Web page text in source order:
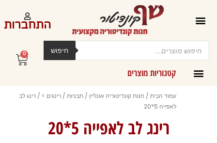
התחברות
Products
search
חיפוש
קטגוריות מוצרים
0
עגלת
קניות
עמוד הבית / חנות קונדיטוריה אונליין / תבניות / רינגים > / רינג לב
לאפייה 5*20
רינג לב לאפייה 5*20